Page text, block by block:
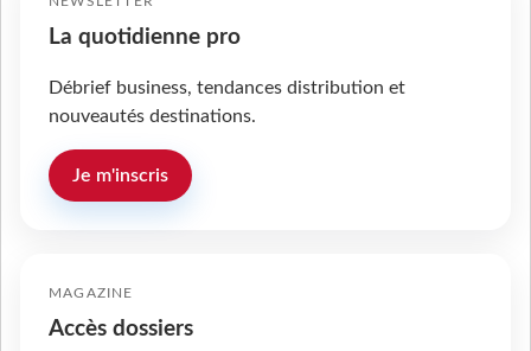
La quotidienne pro
Débrief business, tendances distribution et
nouveautés destinations.
Je m'inscris
MAGAZINE
Accès dossiers